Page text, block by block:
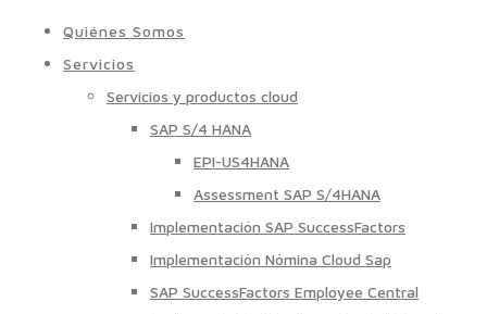
Quiénes Somos
Servicios
Servicios y productos cloud
SAP S/4 HANA
EPI-US4HANA
Assessment SAP S/4HANA
Implementación SAP SuccessFactors
Implementación Nómina Cloud Sap
SAP SuccessFactors Employee Central